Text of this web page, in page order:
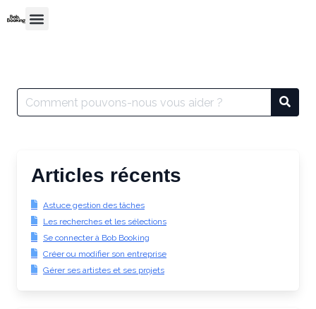
Articles récents
Astuce gestion des tâches
Les recherches et les sélections
Se connecter à Bob Booking
Créer ou modifier son entreprise
Gérer ses artistes et ses projets